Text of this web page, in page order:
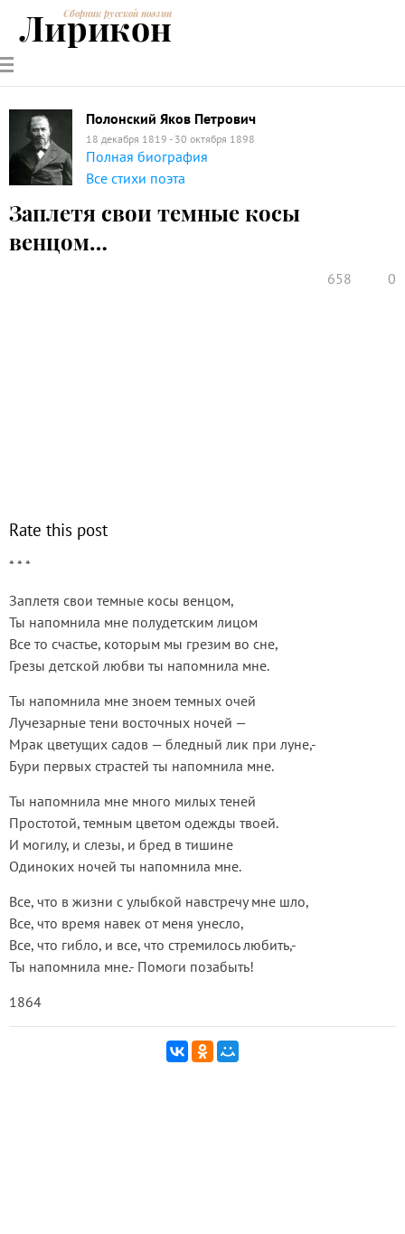
РУССКИЕ
ПОЭТЫ
СОВРЕМЕННИКИЭНЦИКЛОПЕДИЯ
ПОЭЗИИ
Сборник русской поэзии
Лирикон
Полонский Яков Петрович
18 декабря 1819 - 30 октября 1898
Полная биография
Все стихи поэта
Заплетя свои темные косы
венцом…
658 0
Rate this post
* * *
Заплетя свои темные косы венцом,
Ты напомнила мне полудетским лицом
Все то счастье, которым мы грезим во сне,
Грезы детской любви ты напомнила мне.
Ты напомнила мне зноем темных очей
Лучезарные тени восточных ночей —
Мрак цветущих садов — бледный лик при луне,-
Бури первых страстей ты напомнила мне.
Ты напомнила мне много милых теней
Простотой, темным цветом одежды твоей.
И могилу, и слезы, и бред в тишине
Одиноких ночей ты напомнила мне.
Все, что в жизни с улыбкой навстречу мне шло,
Все, что время навек от меня унесло,
Все, что гибло, и все, что стремилось любить,-
Ты напомнила мне.- Помоги позабыть!
1864